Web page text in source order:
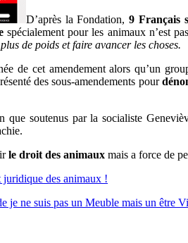
D’après la Fondation,9 Français
spécialement pour les animaux n’est
de poids et faire avancer les choses.
de cet amendement alors qu’un
des sous-amendements pour
que soutenus par la socialiste
le droit des animaux mais a force de
juridique des animaux !
je ne suis pas un Meuble mais un être